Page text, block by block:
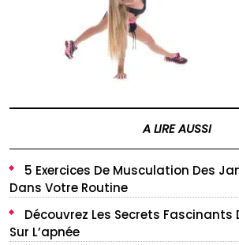
A LIRE AUSSI
5 Exercices De Musculation Des
Dans Votre Routine
Découvrez Les Secrets
Sur L’apnée